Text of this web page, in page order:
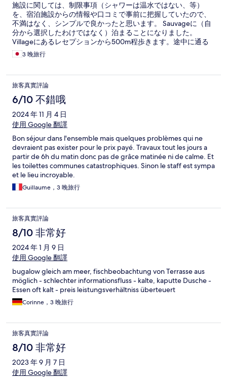
施設に関しては、制限事項（シャワーは温水ではない、等）
を、宿泊施設からの情報や口コミで事前に把握していたので、
不満はなく、シンプルで良かったと思います。 Sauvageに（自
分から選択したわけではなく）泊まることになりました。
Villageにあるレセプションから500m程歩きます。途中に通る
橋の上から、星空、透明な海、夕日を堪能しました。 スノーケ
リングでも綺麗な海を楽しめますし、スクーバダイビングはし
でしたが、他の宿泊客の勧めもあって思い切ってやってみまし
た。おすすめ通り、本当に良かったです。
3 晚旅行
旅客真實評論
6/10 不錯哦
2024 年 11 月 4 日
使用 Google 翻譯
Bon séjour dans l'ensemble mais quelques problèmes qui ne
devraient pas exister pour le prix payé. Travaux tout les jours a
partir de 6h du matin donc pas de grâce matinée ni de calme. Et
les toilettes communes catastrophiques. Sinon le staff est sympa
et le lieu incroyable.
Guillaume，3 晚旅行
旅客真實評論
8/10 非常好
2024 年 1 月 9 日
使用 Google 翻譯
bugalow gleich am meer, fischbeobachtung von Terrasse aus
möglich - schlechter informationsfluss - kalte, kaputte Dusche -
Essen oft kalt - preis leistungsverhältniss überteuert
Corinne，3 晚旅行
旅客真實評論
8/10 非常好
2023 年 9 月 7 日
使用 Google 翻譯